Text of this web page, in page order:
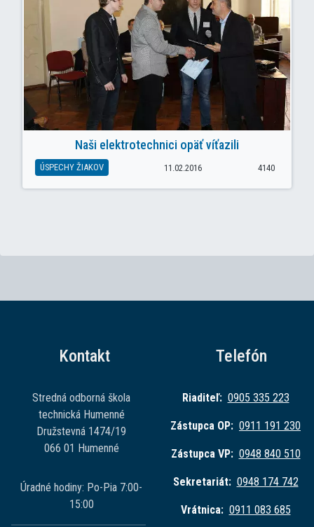
Naši elektrotechnici opäť víťazili
ÚSPECHY ŽIAKOV 11.02.2016 4140
Kontakt
Stredná odborná škola
technická Humenné
Družstevná 1474/19
066 01 Humenné
Úradné hodiny: Po-Pia 7:00-
15:00
Telefón
Riaditeľ: 0905 335 223
Zástupca OP: 0911 191 230
Zástupca VP: 0948 840 510
Sekretariát: 0948 174 742
Vrátnica: 0911 083 685